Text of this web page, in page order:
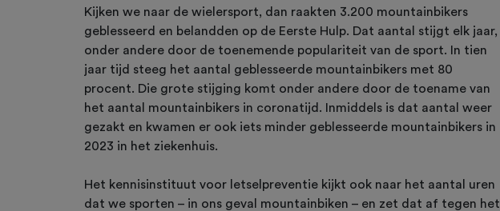
Kijken we naar de wielersport, dan raakten 3.200 mountainbikers
geblesseerd en belandden op de Eerste Hulp. Dat aantal stijgt elk jaar,
onder andere door de toenemende populariteit van de sport. In tien
jaar tijd steeg het aantal geblesseerde mountainbikers met 80
procent. Die grote stijging komt onder andere door de toename van
het aantal mountainbikers in coronatijd. Inmiddels is dat aantal weer
gezakt en kwamen er ook iets minder geblesseerde mountainbikers in
2023 in het ziekenhuis.
Het kennisinstituut voor letselpreventie kijkt ook naar het aantal uren
dat we sporten – in ons geval mountainbiken – en zet dat af tegen het